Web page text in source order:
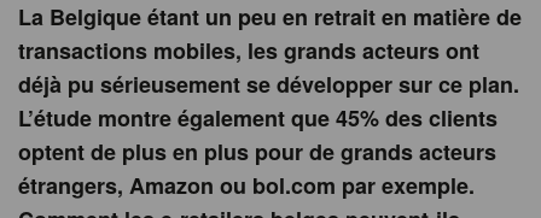
La Belgique étant un peu en retrait en matière de
transactions mobiles, les grands acteurs ont
déjà pu sérieusement se développer sur ce plan.
L’étude montre également que 45% des clients
optent de plus en plus pour de grands acteurs
étrangers, Amazon ou bol.com par exemple.